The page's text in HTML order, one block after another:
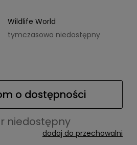
Wildlife World
tymczasowo niedostępny
o dostępności
niedostępny
dodaj do przechowalni